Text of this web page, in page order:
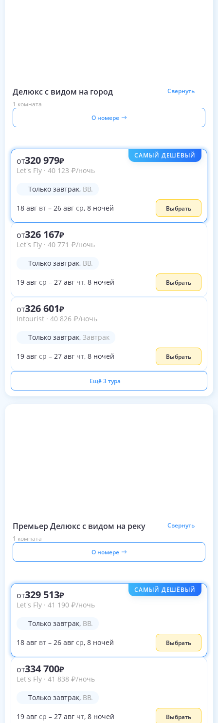
Делюкс с видом на город
Свернуть
1 комната
О номере
САМЫЙ ДЕШЁВЫЙ
от320 979
Let's Fly · 40 123 ₽/ночь
Только завтрак, BB.
18 авг вт – 26 авг ср, 8 ночей Выбрать
от326 167
Let's Fly · 40 771 ₽/ночь
Только завтрак, BB.
19 авг ср – 27 авг чт, 8 ночей Выбрать
от326 601
Intourist · 40 826 ₽/ночь
Только завтрак, Завтрак
19 авг ср – 27 авг чт, 8 ночей Выбрать
Ещё 3 тура
Премьер Делюкс с видом на реку
Свернуть
1 комната
О номере
САМЫЙ ДЕШЁВЫЙ
от329 513
Let's Fly · 41 190 ₽/ночь
Только завтрак, BB.
18 авг вт – 26 авг ср, 8 ночей Выбрать
от334 700
Let's Fly · 41 838 ₽/ночь
Только завтрак, BB.
19 авг ср – 27 авг чт, 8 ночей Выбрать